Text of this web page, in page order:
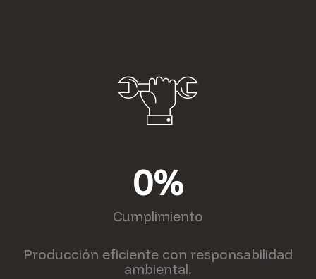
Cumplimiento
0%
Producción eficiente con responsabilidad
ambiental.